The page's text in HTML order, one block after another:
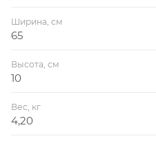
Ширина, см
65
Высота, см
10
Вес, кг
4,20